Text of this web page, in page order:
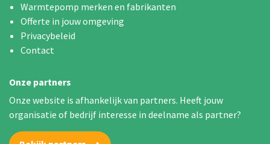
Warmtepomp merken en fabrikanten
Offerte in jouw omgeving
Privacybeleid
Contact
Onze partners
Onze website is afhankelijk van partners. Heeft jouw
organisatie of bedrijf interesse in deelname als partner?